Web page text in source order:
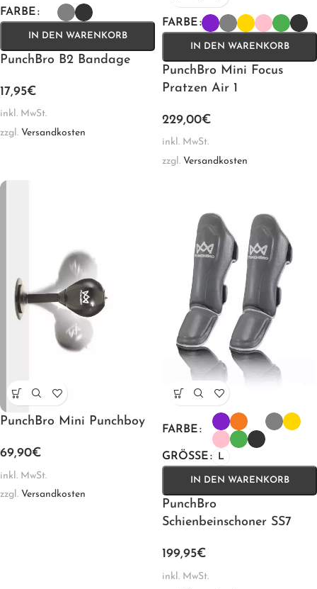
FARBE
IN DEN WARENKORB
PunchBro B2 Bandage
17,95€
inkl. MwSt.
zzgl. Versandkosten
FARBE
IN DEN WARENKORB
PunchBro Mini Focus
Pratzen Air 1
229,00€
inkl. MwSt.
zzgl. Versandkosten
PunchBro Mini Punchboy
69,90€
inkl. MwSt.
zzgl. Versandkosten
FARBE
GRÖSSE L
IN DEN WARENKORB
PunchBro
Schienbeinschoner SS7
199,95€
inkl. MwSt.